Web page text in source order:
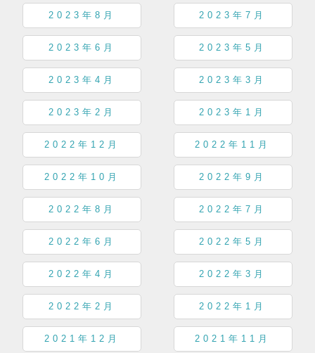
2023年8月 2023年7月
2023年6月 2023年5月
2023年4月 2023年3月
2023年2月 2023年1月
2022年12月 2022年11月
2022年10月 2022年9月
2022年8月 2022年7月
2022年6月 2022年5月
2022年4月 2022年3月
2022年2月 2022年1月
2021年12月 2021年11月